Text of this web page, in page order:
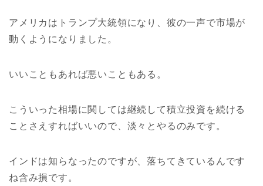
アメリカはトランプ大統領になり、彼の一声で市場が
動くようになりました。
いいこともあれば悪いこともある。
こういった相場に関しては継続して積立投資を続ける
ことさえすればいいので、淡々とやるのみです。
インドは知らなったのですが、落ちてきているんです
ね含み損です。